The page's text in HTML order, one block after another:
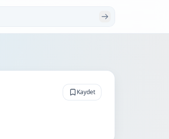
Kaydet